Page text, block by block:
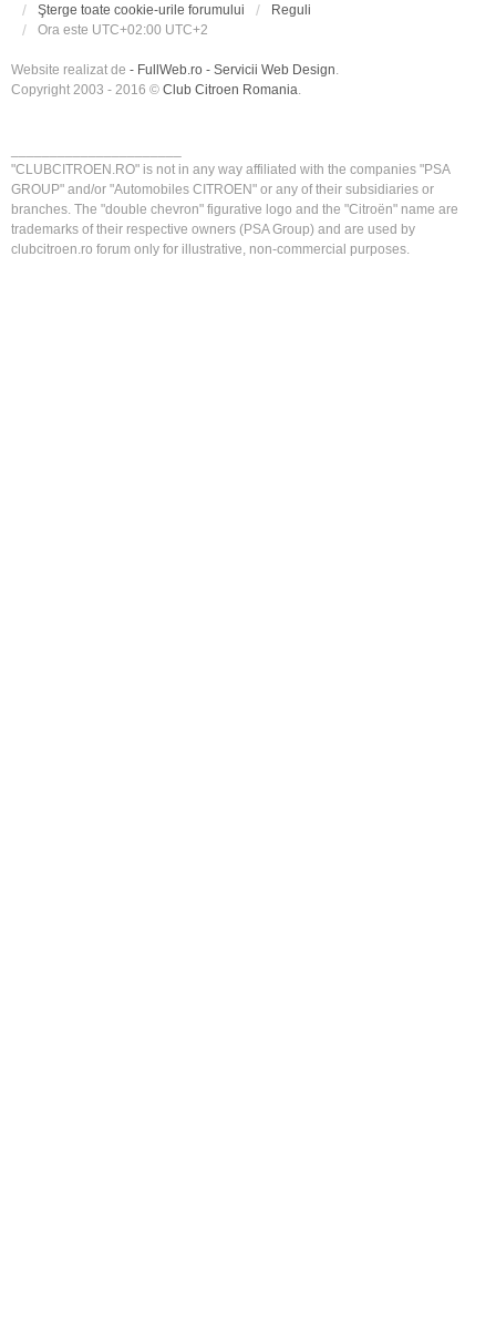
Şterge toate cookie-urile forumului
Reguli
Ora este UTC+02:00 UTC+2
Website realizat de - FullWeb.ro - Servicii Web Design.
Copyright 2003 - 2016 © Club Citroen Romania.
"CLUBCITROEN.RO" is not in any way affiliated with the companies "PSA
GROUP" and/or "Automobiles CITROEN" or any of their subsidiaries or
branches. The "double chevron" figurative logo and the "Citroën" name are
trademarks of their respective owners (PSA Group) and are used by
clubcitroen.ro forum only for illustrative, non-commercial purposes.